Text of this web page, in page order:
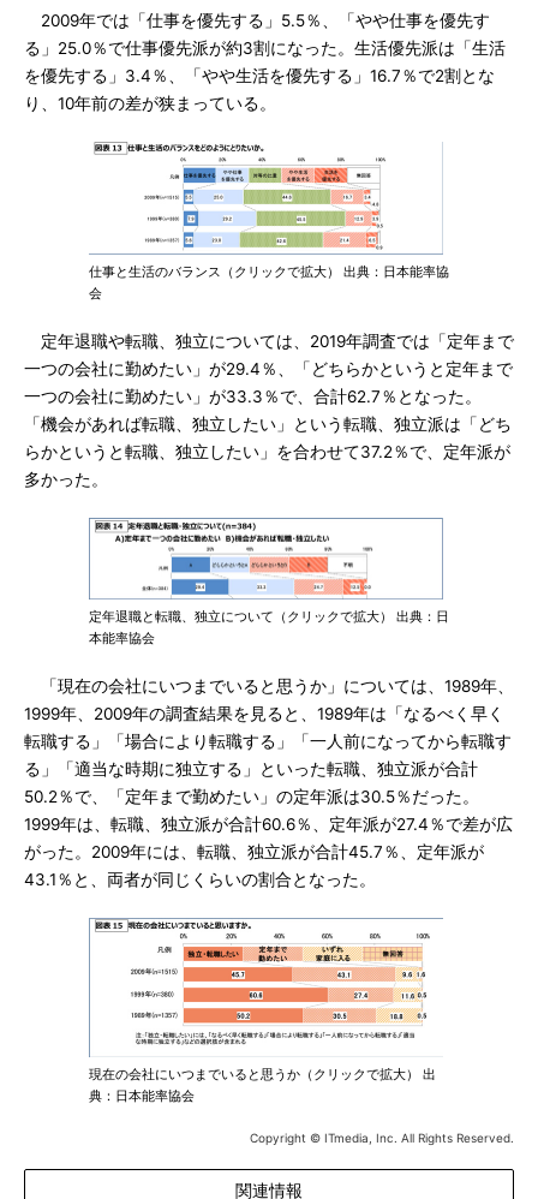
2009年では「仕事を優先する」5.5％、「やや仕事を優先す
る」25.0％で仕事優先派が約3割になった。生活優先派は「生活
を優先する」3.4％、「やや生活を優先する」16.7％で2割とな
り、10年前の差が狭まっている。
仕事と生活のバランス（クリックで拡大） 出典：日本能率協
会
定年退職や転職、独立については、2019年調査では「定年まで
一つの会社に勤めたい」が29.4％、「どちらかというと定年まで
一つの会社に勤めたい」が33.3％で、合計62.7％となった。
「機会があれば転職、独立したい」という転職、独立派は「どち
らかというと転職、独立したい」を合わせて37.2％で、定年派が
多かった。
定年退職と転職、独立について（クリックで拡大） 出典：日
本能率協会
「現在の会社にいつまでいると思うか」については、1989年、
1999年、2009年の調査結果を見ると、1989年は「なるべく早く
転職する」「場合により転職する」「一人前になってから転職す
る」「適当な時期に独立する」といった転職、独立派が合計
50.2％で、「定年まで勤めたい」の定年派は30.5％だった。
1999年は、転職、独立派が合計60.6％、定年派が27.4％で差が広
がった。2009年には、転職、独立派が合計45.7％、定年派が
43.1％と、両者が同じくらいの割合となった。
現在の会社にいつまでいると思うか（クリックで拡大） 出
典：日本能率協会
Copyright © ITmedia, Inc. All Rights Reserved.
関連情報